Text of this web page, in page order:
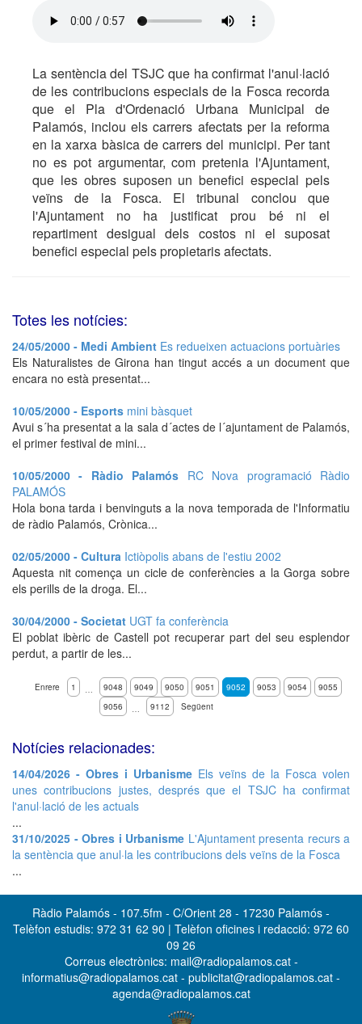
La sentència del TSJC que ha confirmat l'anul·lació
de les contribucions especials de la Fosca recorda
que el Pla d'Ordenació Urbana Municipal de
Palamós, inclou els carrers afectats per la reforma
en la xarxa bàsica de carrers del municipi. Per tant
no es pot argumentar, com pretenia l'Ajuntament,
que les obres suposen un benefici especial pels
veïns de la Fosca. El tribunal conclou que
l'Ajuntament no ha justificat prou bé ni el
repartiment desigual dels costos ni el suposat
benefici especial pels propietaris afectats.
Totes les notícies:
24/05/2000 - Medi Ambient Es redueixen actuacions portuàries
Els Naturalistes de Girona han tingut accés a un document que
encara no està presentat...
10/05/2000 - Esports mini bàsquet
Avui s´ha presentat a la sala d´actes de l´ajuntament de Palamós,
el primer festival de mini...
10/05/2000 - Ràdio Palamós RC Nova programació Ràdio
PALAMÓS
Hola bona tarda i benvinguts a la nova temporada de l'Informatiu
de ràdio Palamós, Crònica...
02/05/2000 - Cultura Ictiòpolis abans de l'estiu 2002
Aquesta nit comença un cicle de conferències a la Gorga sobre
els perills de la droga. El...
30/04/2000 - Societat UGT fa conferència
El poblat ibèric de Castell pot recuperar part del seu esplendor
perdut, a partir de les...
Enrere 1 … 9048 9049 9050 9051 9052 9053 9054
9055
9056
… 9112 Següent
Notícies relacionades:
14/04/2026 - Obres i Urbanisme Els veïns de la Fosca volen
unes contribucions justes, després que el TSJC ha confirmat
l'anul·lació de les actuals
...
31/10/2025 - Obres i Urbanisme L'Ajuntament presenta recurs a
la sentència que anul·la les contribucions dels veïns de la Fosca
...
Ràdio Palamós - 107.5fm - C/Orient 28 - 17230 Palamós -
Telèfon estudis: 972 31 62 90 | Telèfon oficines i redacció: 972 60
09 26
Correus electrònics: mail@radiopalamos.cat -
informatius@radiopalamos.cat - publicitat@radiopalamos.cat -
agenda@radiopalamos.cat